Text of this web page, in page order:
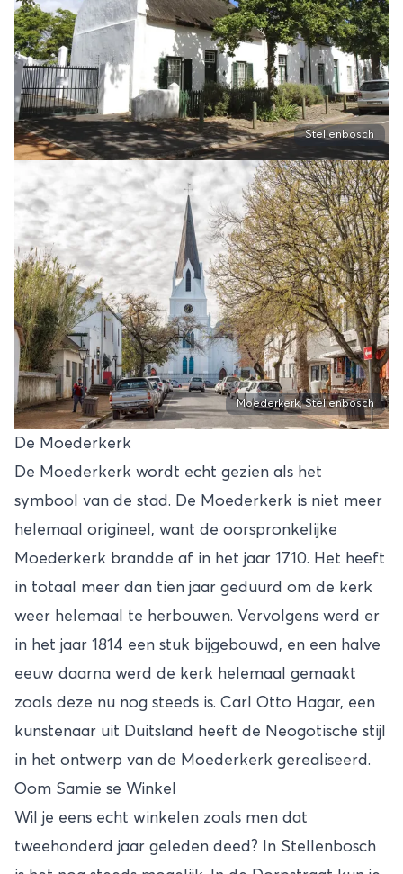
Stellenbosch
Moederkerk, Stellenbosch
De Moederkerk
De Moederkerk wordt echt gezien als het
symbool van de stad. De Moederkerk is niet meer
helemaal origineel, want de oorspronkelijke
Moederkerk brandde af in het jaar 1710. Het heeft
in totaal meer dan tien jaar geduurd om de kerk
weer helemaal te herbouwen. Vervolgens werd er
in het jaar 1814 een stuk bijgebouwd, en een halve
eeuw daarna werd de kerk helemaal gemaakt
zoals deze nu nog steeds is. Carl Otto Hagar, een
kunstenaar uit Duitsland heeft de Neogotische stijl
in het ontwerp van de Moederkerk gerealiseerd.
Oom Samie se Winkel
Wil je eens echt winkelen zoals men dat
tweehonderd jaar geleden deed? In Stellenbosch